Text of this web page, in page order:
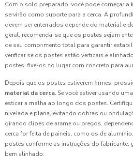
Com o solo preparado, você pode começar a
servirão como suporte para a cerca. A
devem ser enterrados depende do material e
geral, recomenda-se que os postes sejam
de seu comprimento total para garantir
verificar se os postes estão verticais e
postes, fixe-os no lugar com concreto para
Depois que os postes estiverem firmes,
material da cerca. Se você estiver usando
esticar a malha ao longo dos postes.
nivelada e plana, evitando dobras ou
girando clipes de arame ou pregos,
cerca for feita de painéis, como os de
postes conforme as instruções do fabricante,
bem alinhado.